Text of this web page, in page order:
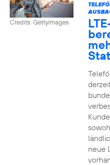
Credits: Gettyimages
neue